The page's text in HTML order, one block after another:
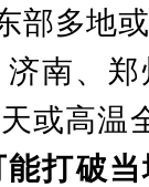
部多地
南、
或高温
打破